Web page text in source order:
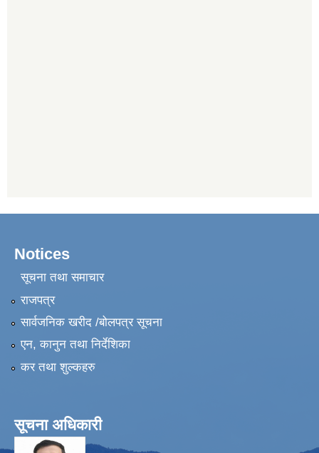
Notices
सूचना तथा समाचार
राजपत्र
सार्वजनिक खरीद /बोलपत्र सूचना
एन, कानुन तथा निर्देशिका
कर तथा शुल्कहरु
सूचना अधिकारी